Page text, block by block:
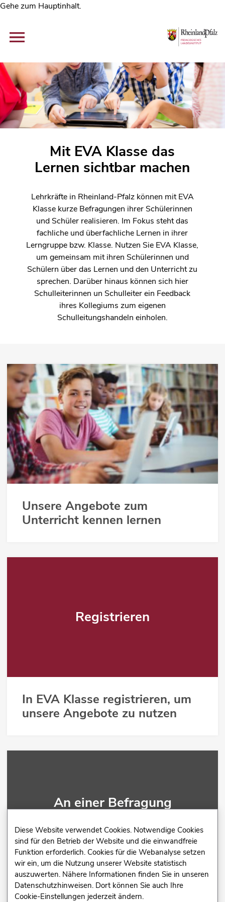
Gehe zum Hauptinhalt.
Mit EVA Klasse das
Lernen sichtbar machen
Lehrkräfte in Rheinland-Pfalz können mit EVA
Klasse kurze Befragungen ihrer Schülerinnen
und Schüler realisieren. Im Fokus steht das
fachliche und überfachliche Lernen in ihrer
Lerngruppe bzw. Klasse. Nutzen Sie EVA Klasse,
um gemeinsam mit ihren Schülerinnen und
Schülern über das Lernen und den Unterricht zu
sprechen. Darüber hinaus können sich hier
Schulleiterinnen un Schulleiter ein Feedback
ihres Kollegiums zum eigenen
Schulleitungshandeln einholen.
Unsere Angebote zum
Unterricht kennen lernen
Registrieren
In EVA Klasse registrieren, um
unsere Angebote zu nutzen
An einer Befragung
Mit einer TAN-Nummer sich an
Diese Website verwendet Cookies. Notwendige Cookies
sind für den Betrieb der Website und die einwandfreie
Funktion erforderlich. Cookies für die Webanalyse setzen
wir ein, um die Nutzung unserer Website statistisch
auszuwerten. Nähere Informationen finden Sie in unseren
Datenschutzhinweisen. Dort können Sie auch Ihre
Cookie-Einstellungen jederzeit ändern.